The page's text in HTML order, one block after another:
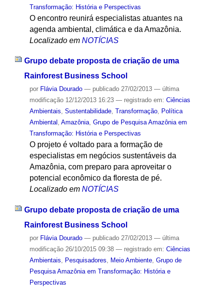
Transformação: História e Perspectivas
O encontro reunirá especialistas atuantes na
agenda ambiental, climática e da Amazônia.
Localizado em NOTÍCIAS
Grupo debate proposta de criação de uma
Rainforest Business School
por Flávia Dourado — publicado27/02/2013 — última
modificação12/12/2013 16:23 — registrado em: Ciências
Ambientais, Sustentabilidade, Transformação, Política
Ambiental , Amazônia, Grupo de Pesquisa Amazônia em
Transformação: História e Perspectivas
O projeto é voltado para a formação de
especialistas em negócios sustentáveis da
Amazônia, com preparo para aproveitar o
potencial econômico da floresta de pé.
Localizado em NOTÍCIAS
Grupo debate proposta de criação de uma
Rainforest Business School
por Flávia Dourado — publicado27/02/2013 — última
modificação26/10/2015 09:38 — registrado em: Ciências
Ambientais, Pesquisadores, Meio Ambiente, Grupo de
Pesquisa Amazônia em Transformação: História e
Perspectivas